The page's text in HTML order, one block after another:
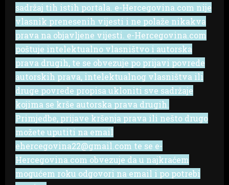
sadržaj tih istih portala. e-Hercegovina.com nije
vlasnik prenesenih vijesti i ne polaže nikakva
prava na objavljene vijesti. e-Hercegovina.com
poštuje intelektualno vlasništvo i autorska
prava drugih, te se obvezuje po prijavi povrede
autorskih prava, intelektualnog vlasništva ili
druge povrede propisa ukloniti sve sadržaje
kojima se krše autorska prava drugih.
Primjedbe, prijave kršenja prava ili nešto drugo
možete uputiti na email
ehercegovina22@gmail.com te se e-
Hercegovina.com obvezuje da u najkraćem
mogućem roku odgovori na email i po potrebi